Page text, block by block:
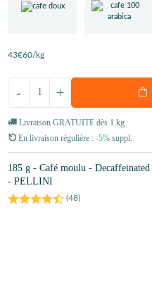
43€60/kg
+
-
Livraison GRATUITE dès 1 kg
En livraison régulière : -5% suppl.
185 g - Café moulu - Decaffeinated
- PELLINI
(48)